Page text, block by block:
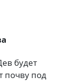
будет
почву под